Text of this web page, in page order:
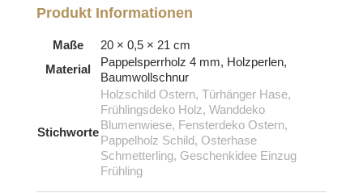
Produkt Informationen
Maße
20 × 0,5 × 21 cm
Material
Pappelsperrholz 4 mm, Holzperlen,
Baumwollschnur
Stichworte
Holzschild Ostern, Türhänger Hase,
Frühlingsdeko Holz, Wanddeko
Blumenwiese, Fensterdeko Ostern,
Pappelholz Schild, Osterhase
Schmetterling, Geschenkidee Einzug
Frühling